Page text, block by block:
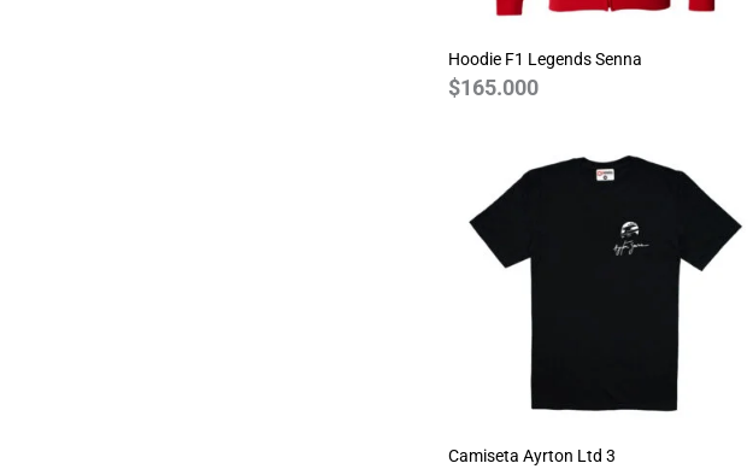
Hoodie F1 Legends Senna
$165.000
Camiseta Ayrton Ltd 3